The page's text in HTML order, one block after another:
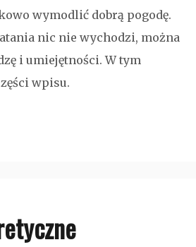
wymodlić dobrą pogodę.
nic nie wychodzi, można
i umiejętności. W tym
wpisu.